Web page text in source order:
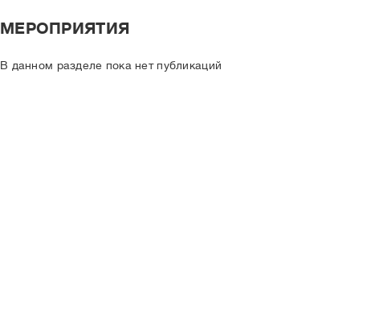
МЕРОПРИЯТИЯ
В данном разделе пока нет публикаций